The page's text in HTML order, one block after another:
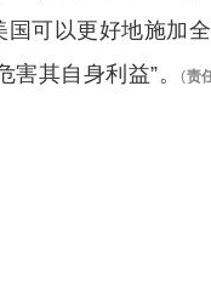
国可以更好地施加
其自身利益”。
(责